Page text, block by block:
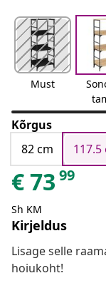
Must
Kõrgus
82 cm
117.5
€73 99
Sh KM
Kirjeldus
Lisage selle
hoiukoht!